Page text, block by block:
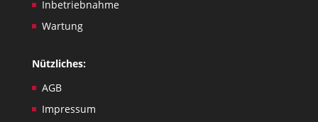
Inbetriebnahme
Wartung
Nützliches:
AGB
Impressum